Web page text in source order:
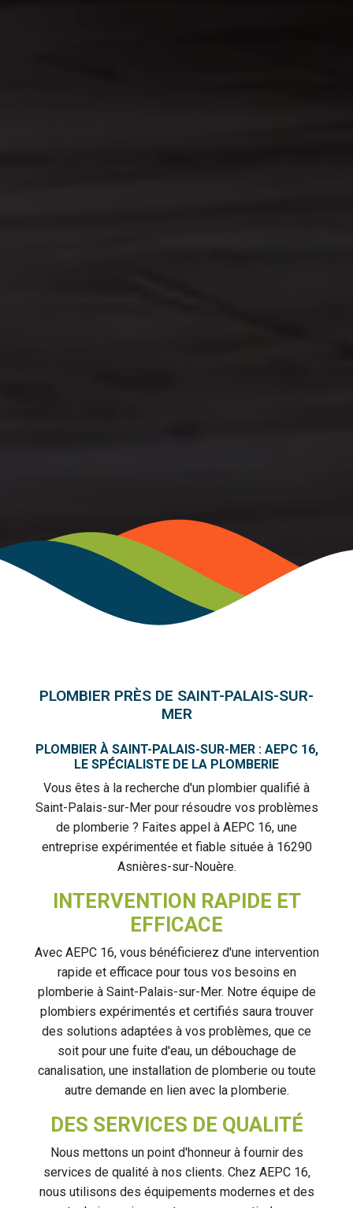
PLOMBIER PRÈS DE SAINT-PALAIS-SUR-
MER
PLOMBIER À SAINT-PALAIS-SUR-MER : AEPC 16,
LE SPÉCIALISTE DE LA PLOMBERIE
Vous êtes à la recherche d'un plombier qualifié à
Saint-Palais-sur-Mer pour résoudre vos problèmes
de plomberie ? Faites appel à AEPC 16, une
entreprise expérimentée et fiable située à 16290
Asnières-sur-Nouère.
INTERVENTION RAPIDE ET
EFFICACE
Avec AEPC 16, vous bénéficierez d'une intervention
rapide et efficace pour tous vos besoins en
plomberie à Saint-Palais-sur-Mer. Notre équipe de
plombiers expérimentés et certifiés saura trouver
des solutions adaptées à vos problèmes, que ce
soit pour une fuite d'eau, un débouchage de
canalisation, une installation de plomberie ou toute
autre demande en lien avec la plomberie.
DES SERVICES DE QUALITÉ
Nous mettons un point d'honneur à fournir des
services de qualité à nos clients. Chez AEPC 16,
nous utilisons des équipements modernes et des